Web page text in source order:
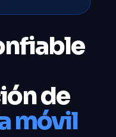
de
móvil